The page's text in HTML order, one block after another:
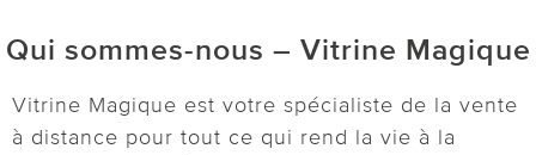
Qui sommes-nous – Vitrine Magique
Vitrine Magique est votre spécialiste de la vente
à distance pour tout ce qui rend la vie à la